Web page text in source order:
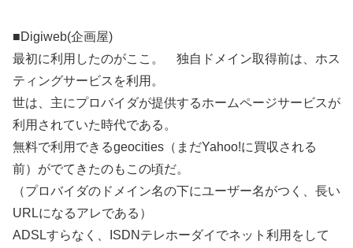
■Digiweb(企画屋)
最初に利用したのがここ。 独自ドメイン取得前は、ホス
ティングサービスを利用。
世は、主にプロバイダが提供するホームページサービスが
利用されていた時代である。
無料で利用できるgeocities（まだYahoo!に買収される
前）がでてきたのもこの頃だ。
（プロバイダのドメイン名の下にユーザー名がつく、長い
URLになるアレである）
ADSLすらなく、ISDNテレホーダイでネット利用をして